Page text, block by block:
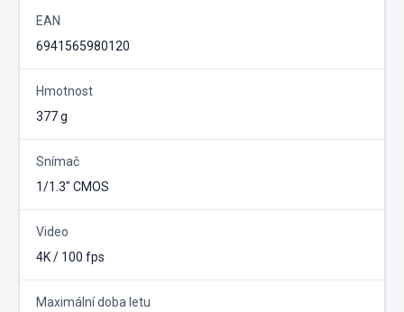
EAN
6941565980120
Hmotnost
377 g
Snímač
1/1.3" CMOS
Video
4K / 100 fps
Maximální doba letu